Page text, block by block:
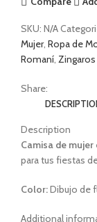
SKU: N/A
Mujer, Ropa de
Romaní Zingaros
Share:
Description
Camisa de mujer
para tus fiestas
Color:Dibujo de
Additional